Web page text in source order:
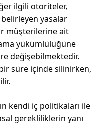
ilgili otoriteler,
yasalar
müşterilerine ait
yükümlülüğüne
değişebilmektedir.
süre içinde silinirken,
kendi iç politikaları ile
gerekliliklerin yanı